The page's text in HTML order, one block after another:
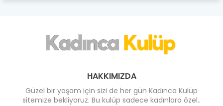
HAKKIMIZDA
Güzel bir yaşam için sizi de her gün Kadınca Kulüp
sitemize bekliyoruz. Bu kulüp sadece kadınlara özel..